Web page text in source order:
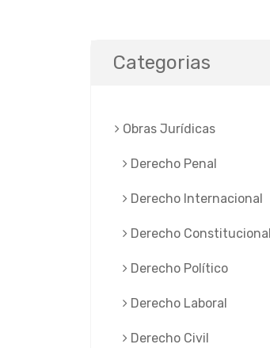
Categorias
Obras Jurí­dicas
Derecho Penal
Derecho Internacional
Derecho Constitucional
Derecho Político
Derecho Laboral
Derecho Civil